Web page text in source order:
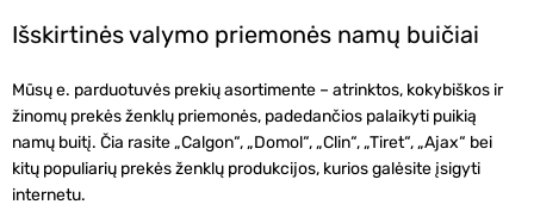
Išskirtinės valymo priemonės namų buičiai
Mūsų e. parduotuvės prekių asortimente – atrinktos, kokybiškos ir
žinomų prekės ženklų priemonės, padedančios palaikyti puikią
namų buitį. Čia rasite „Calgon“, „Domol“, „Clin“, „Tiret“, „Ajax“ bei
kitų populiarių prekės ženklų produkcijos, kurios galėsite įsigyti
internetu.